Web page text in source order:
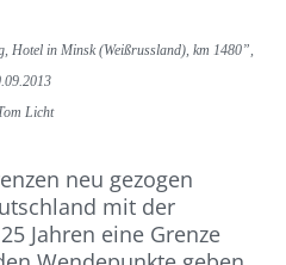
Hotel in Minsk (Weißrussland), km 1480”,
Licht
neu gezogen
mit der
Jahren eine Grenze